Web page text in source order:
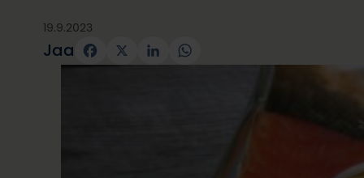
19.9.2023
Jaa Facebook
X LinkedInWhatsApp